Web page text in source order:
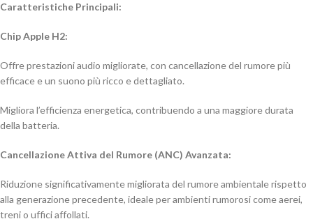
Caratteristiche Principali:
Chip Apple H2:
Offre prestazioni audio migliorate, con cancellazione del rumore più
efficace e un suono più ricco e dettagliato.
Migliora l’efficienza energetica, contribuendo a una maggiore durata
della batteria.
Cancellazione Attiva del Rumore (ANC) Avanzata:
Riduzione significativamente migliorata del rumore ambientale rispetto
alla generazione precedente, ideale per ambienti rumorosi come aerei,
treni o uffici affollati.